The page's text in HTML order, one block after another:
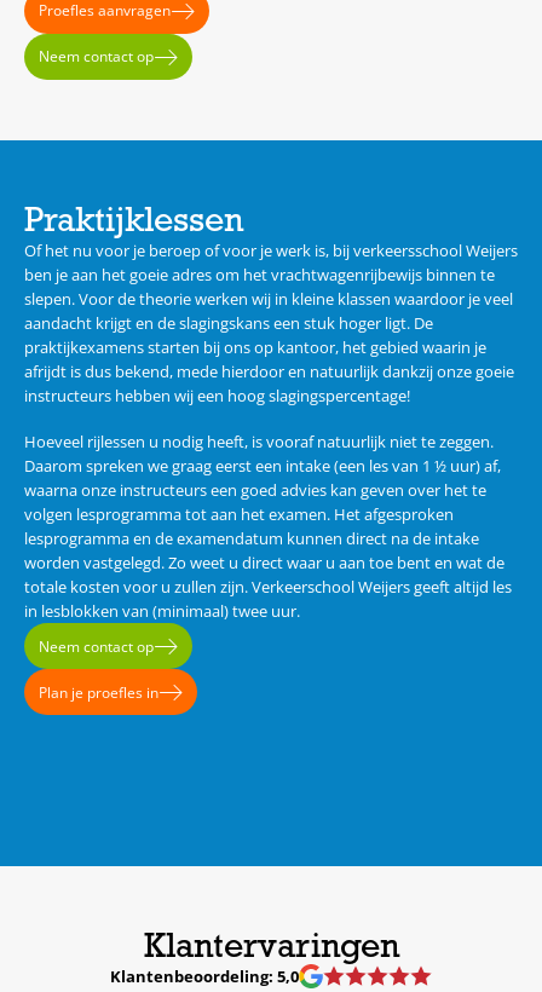
Proefles aanvragen
Neem contact op
Praktijklessen
Of het nu voor je beroep of voor je werk is, bij verkeersschool Weijers
ben je aan het goeie adres om het vrachtwagenrijbewijs binnen te
slepen. Voor de theorie werken wij in kleine klassen waardoor je veel
aandacht krijgt en de slagingskans een stuk hoger ligt. De
praktijkexamens starten bij ons op kantoor, het gebied waarin je
afrijdt is dus bekend, mede hierdoor en natuurlijk dankzij onze goeie
instructeurs hebben wij een hoog slagingspercentage!
Hoeveel rijlessen u nodig heeft, is vooraf natuurlijk niet te zeggen.
Daarom spreken we graag eerst een intake (een les van 1 ½ uur) af,
waarna onze instructeurs een goed advies kan geven over het te
volgen lesprogramma tot aan het examen. Het afgesproken
lesprogramma en de examendatum kunnen direct na de intake
worden vastgelegd. Zo weet u direct waar u aan toe bent en wat de
totale kosten voor u zullen zijn. Verkeerschool Weijers geeft altijd les
in lesblokken van (minimaal) twee uur.
Neem contact op
Plan je proefles in
Klantervaringen
Klantenbeoordeling: 5,0